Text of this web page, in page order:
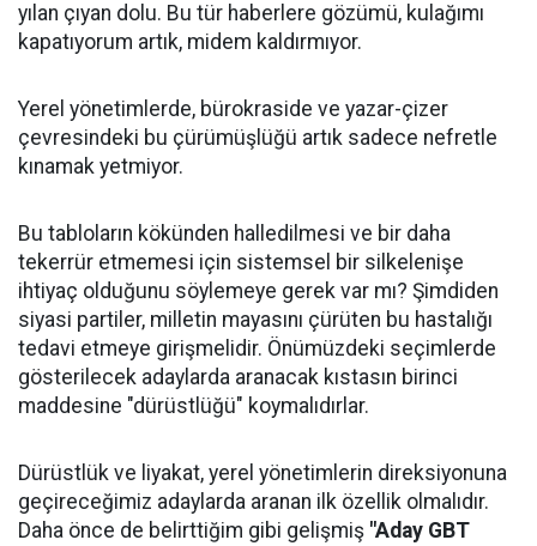
yılan çıyan dolu. Bu tür haberlere gözümü, kulağımı
kapatıyorum artık, midem kaldırmıyor.
Yerel yönetimlerde, bürokraside ve yazar-çizer
çevresindeki bu çürümüşlüğü artık sadece nefretle
kınamak yetmiyor.
Bu tabloların kökünden halledilmesi ve bir daha
tekerrür etmemesi için sistemsel bir silkelenişe
ihtiyaç olduğunu söylemeye gerek var mı? Şimdiden
siyasi partiler, milletin mayasını çürüten bu hastalığı
tedavi etmeye girişmelidir. Önümüzdeki seçimlerde
gösterilecek adaylarda aranacak kıstasın birinci
maddesine "dürüstlüğü" koymalıdırlar.
Dürüstlük ve liyakat, yerel yönetimlerin direksiyonuna
geçireceğimiz adaylarda aranan ilk özellik olmalıdır.
Daha önce de belirttiğim gibi gelişmiş "Aday GBT